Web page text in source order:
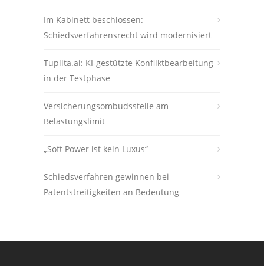
Im Kabinett beschlossen:
Schiedsverfahrensrecht wird modernisiert
Tuplita.ai: KI-gestützte Konfliktbearbeitung
in der Testphase
Versicherungsombudsstelle am
Belastungslimit
„Soft Power ist kein Luxus“
Schiedsverfahren gewinnen bei
Patentstreitigkeiten an Bedeutung